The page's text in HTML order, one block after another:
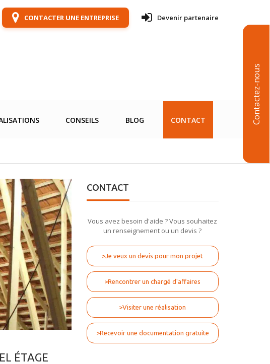
Contactez-nous
CONTACTER UNE ENTREPRISE Devenir partenaire
CONSEILS BLOG CONTACT
ÉTAGE
CONTACT
Vous avez besoin d'aide ? Vous souhaitez
un renseignement ou un devis ?
>Je veux un devis pour mon projet
>Rencontrer un chargé d'affaires
>Visiter une réalisation
>Recevoir une documentation gratuite